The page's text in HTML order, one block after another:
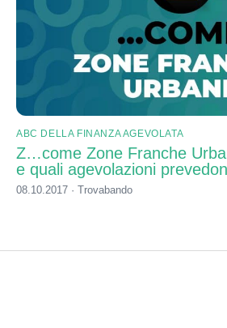
ABC DELLA FINANZA AGEVOLATA
Z…come Zone Franche
e quali agevolazioni
08.10.2017 · Trovabando